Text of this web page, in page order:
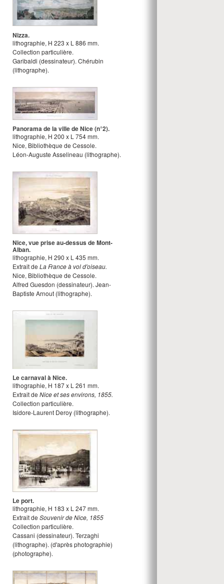
Nizza.
lithographie, H 223 x L 886 mm.
Collection particulière.
Garibaldi (dessinateur). Chérubin
(lithographe).
Panorama de la ville de Nice (n°2).
lithographie, H 200 x L 754mm.
Nice, Bibliothèque de Cessole.
Léon-Auguste Asselineau (lithographe).
Nice, vue prise au-dessus de Mont-
Alban.
lithographie, H 290 x L 435 mm.
Extrait de La France à vol d'oiseau.
Nice, Bibliothèque de Cessole.
Alfred Guesdon (dessinateur). Jean-
Baptiste Arnout (lithographe).
Le carnaval à Nice.
lithographie, H 187x L 261 mm.
Extrait de Nice et ses environs, 1855.
Collection particulière.
Isidore-Laurent Deroy (lithographe).
Le port.
lithographie, H 183 x L 247mm.
Extrait de Souvenir de Nice, 1855
Collection particulière.
Cassani (dessinateur). Terzaghi
(lithographe). (d'après photographie)
(photographe).